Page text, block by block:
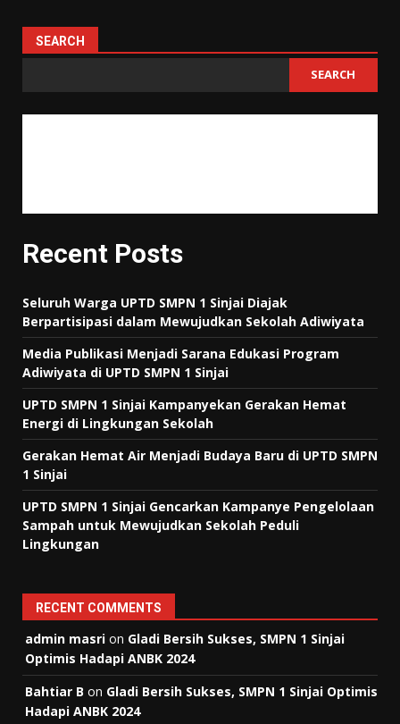
SEARCH
SEARCH
Recent Posts
Seluruh Warga UPTD SMPN 1 Sinjai Diajak
Berpartisipasi dalam Mewujudkan Sekolah Adiwiyata
Media Publikasi Menjadi Sarana Edukasi Program
Adiwiyata di UPTD SMPN 1 Sinjai
UPTD SMPN 1 Sinjai Kampanyekan Gerakan Hemat
Energi di Lingkungan Sekolah
Gerakan Hemat Air Menjadi Budaya Baru di UPTD SMPN
1 Sinjai
UPTD SMPN 1 Sinjai Gencarkan Kampanye Pengelolaan
Sampah untuk Mewujudkan Sekolah Peduli
Lingkungan
RECENT COMMENTS
admin masri on Gladi Bersih Sukses, SMPN 1 Sinjai
Optimis Hadapi ANBK 2024
Bahtiar B on Gladi Bersih Sukses, SMPN 1 Sinjai Optimis
Hadapi ANBK 2024